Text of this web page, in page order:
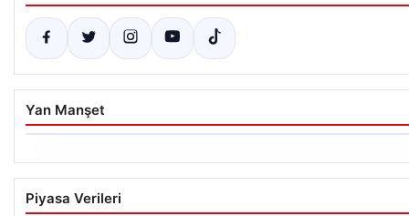
Yan Manşet
Hakkında icra takibi başlatan avukatı
katletmişti. İstenen ceza belli oldu
Piyasa Verileri